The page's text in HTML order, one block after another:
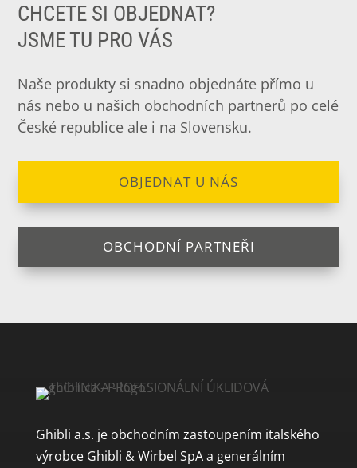
CHCETE SI OBJEDNAT?
JSME TU PRO VÁS
Naše produkty si snadno objednáte přímo u
nás nebo u našich obchodních partnerů po celé
České republice ale i na Slovensku.
OBJEDNAT U NÁS
OBCHODNÍ PARTNEŘI
Ghibli a.s. je obchodním zastoupením italského
výrobce Ghibli & Wirbel SpA a generálním